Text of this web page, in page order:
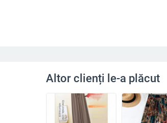
Altor clienți le-a plăcut